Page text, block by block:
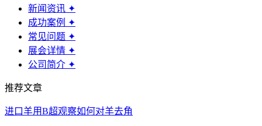
新闻资讯 ✦
成功案例 ✦
常见问题 ✦
展会详情 ✦
公司简介 ✦
推荐文章
进口羊用B超观察如何对羊去角